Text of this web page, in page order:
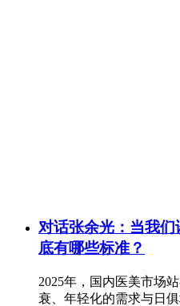
对话张余光：当我
底有哪些标准？
2025年，国内医美市场
衰、年轻化的需求与日